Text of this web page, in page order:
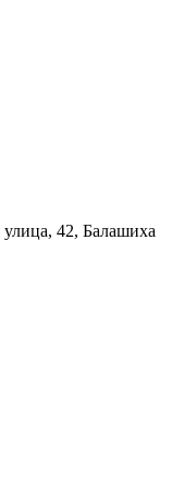
улица, 42, Балашиха